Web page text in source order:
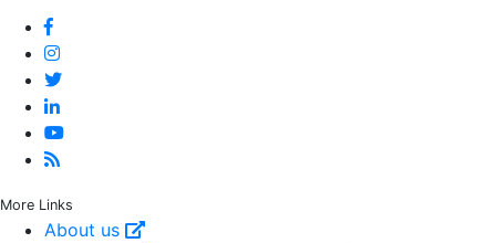
More Links
About us